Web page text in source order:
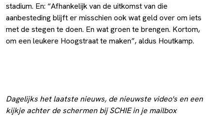
stadium. En: “Afhankelijk van de uitkomst van die
aanbesteding blijft er misschien ook wat geld over om iets
met de stegen te doen. En wat groen te brengen. Kortom,
om een leukere Hoogstraat te maken”, aldus Houtkamp.
Dagelijks het laatste nieuws, de nieuwste video's en een
kijkje achter de schermen bij SCHIE in je mailbox